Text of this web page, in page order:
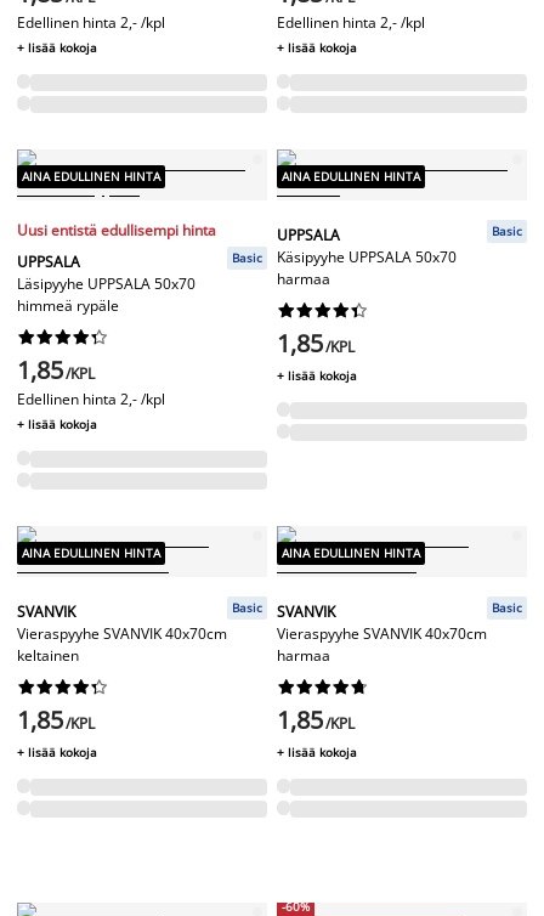
Edellinen hinta 2,- /kpl
+ lisää kokoja
Edellinen hinta 2,- /kpl
+ lisää kokoja
AINA EDULLINEN HINTA
Uusi entistä edullisempi hinta
UPPSALA
Läsipyyhe UPPSALA 50x70
himmeä rypäle
Basic






1,85/KPL
Edellinen hinta 2,- /kpl
+ lisää kokoja
AINA EDULLINEN HINTA
UPPSALA
Käsipyyhe UPPSALA 50x70
harmaa
Basic






1,85/KPL
+ lisää kokoja
AINA EDULLINEN HINTA
SVANVIK
Vieraspyyhe SVANVIK 40x70cm
keltainen
Basic






1,85/KPL
+ lisää kokoja
AINA EDULLINEN HINTA
SVANVIK
Vieraspyyhe SVANVIK 40x70cm
harmaa
Basic






1,85/KPL
+ lisää kokoja
-60%